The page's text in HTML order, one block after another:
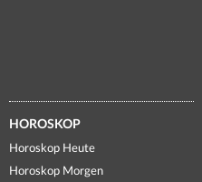
HOROSKOP
Horoskop Heute
Horoskop Morgen